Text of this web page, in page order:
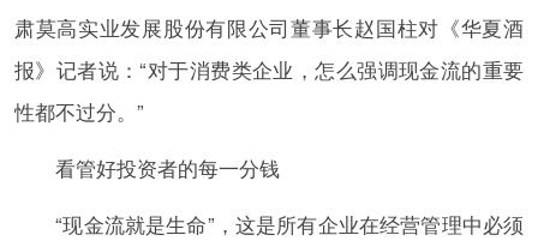
肃莫高实业发展股份有限公司董事长赵国柱对《华夏酒
报》记者说：“对于消费类企业，怎么强调现金流的重要
性都不过分。”
看管好投资者的每一分钱
“现金流就是生命”，这是所有企业在经营管理中必须